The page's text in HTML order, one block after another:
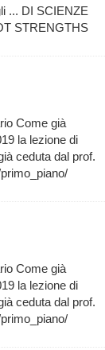
... DI SCIENZE
STRENGTHS
Come già
la lezione di
ceduta dal prof.
Come già
la lezione di
ceduta dal prof.